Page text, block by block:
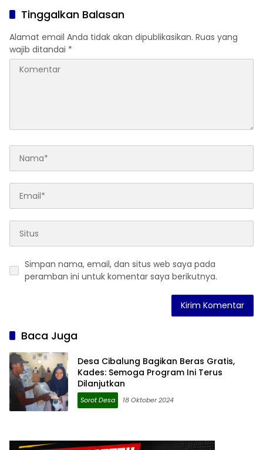
Tinggalkan Balasan
Alamat email Anda tidak akan dipublikasikan. Ruas yang
wajib ditandai *
Simpan nama, email, dan situs web saya pada
peramban ini untuk komentar saya berikutnya.
Baca Juga
Desa Cibalung Bagikan Beras Gratis,
Kades: Semoga Program Ini Terus
Dilanjutkan
Sorot Desa 18 Oktober 2024